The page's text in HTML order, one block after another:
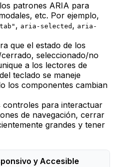
patrones ARIA para
etc. Por ejemplo,
, aria-selected , aria-
que el estado de los
seleccionado/no
a los lectores de
teclado se maneje
los componentes cambian
controles para interactuar
de navegación, cerrar
grandes y tener
y Accesible